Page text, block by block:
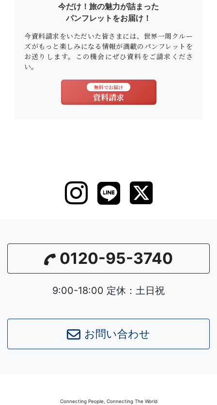
今だけ！旅の魅力が詰まった
パンフレットをお届け！
今資料請求をいただいた皆さまには、世界一周クルー
ズがもっと楽しみになる情報が満載のパンフレットを
お送りします。この機会にぜひ資料をご請求くださ
い。
無料でお届け
資料請求
0120-95-3740
9:00-18:00 定休：土日祝
お問い合わせ
Connecting People, Connecting The World